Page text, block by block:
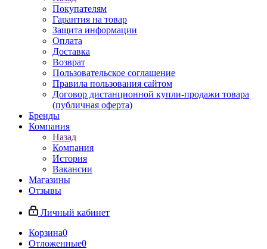
Покупателям
Гарантия на товар
Защита информации
Оплата
Доставка
Возврат
Пользовательское соглашение
Правила пользования сайтом
Договор дистанционной купли-продажи товара
(публичная оферта)
Бренды
Компания
Назад
Компания
История
Вакансии
Магазины
Отзывы
Личный кабинет
Корзина0
Отложенные0